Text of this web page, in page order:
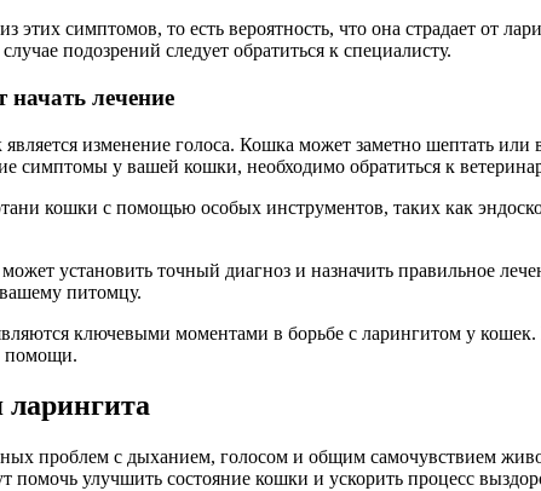
этих симптомов, то есть вероятность, что она страдает от
подозрений следует обратиться к специалисту.
начать лечение
изменение голоса. Кошка может заметно шептать
симптомы у вашей кошки, необходимо обратиться к
кошки с помощью особых инструментов, таких как
установить точный диагноз и назначить правильное
питомцу.
ключевыми моментами в борьбе с ларингитом у кошек.
помощи.
проблем с дыханием, голосом и общим самочувствием
помочь улучшить состояние кошки и ускорить процесс